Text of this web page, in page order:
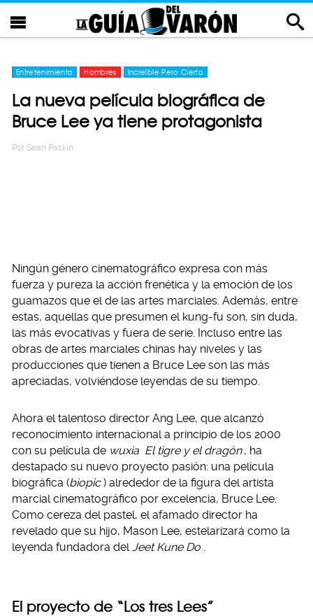
Entretenimiento Hombres Increíble Pero Cierto
La nueva película biográfica de
Bruce Lee ya tiene protagonista
Por Sean Paskin
Ningún género cinematográfico expresa con más
fuerza y pureza la acción frenética y la emoción de los
guamazos que el de las artes marciales. Además, entre
estas, aquellas que presumen el kung-fu son, sin duda,
las más evocativas y fuera de serie. Incluso entre las
obras de artes marciales chinas hay niveles y las
producciones que tienen a Bruce Lee son las más
apreciadas, volviéndose leyendas de su tiempo.
Ahora el talentoso director Ang Lee, que alcanzó
reconocimiento internacional a principio de los 2000
con su película de wuxia El tigre y el dragón , ha
destapado su nuevo proyecto pasión: una película
biográfica (biopic ) alrededor de la figura del artista
marcial cinematográfico por excelencia, Bruce Lee.
Como cereza del pastel, el afamado director ha
revelado que su hijo, Mason Lee, estelarizará como la
leyenda fundadora delJeet Kune Do .
El proyecto de “Los tres Lees”